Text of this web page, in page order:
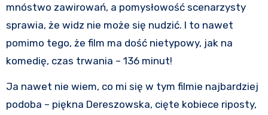
mnóstwo zawirowań, a pomysłowość scenarzysty
sprawia, że widz nie może się nudzić. I to nawet
pomimo tego, że film ma dość nietypowy, jak na
komedię, czas trwania – 136 minut!
Ja nawet nie wiem, co mi się w tym filmie najbardziej
podoba – piękna Dereszowska, cięte kobiece riposty,